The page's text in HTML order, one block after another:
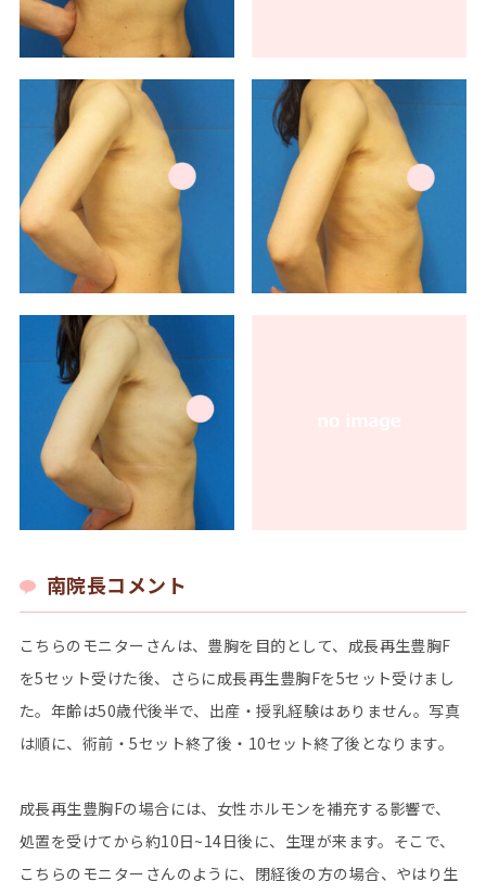
南院⻑コメント
こちらのモニターさんは、豊胸を目的として、成長再生豊胸F
を5セット受けた後、さらに成長再生豊胸Fを5セット受けまし
た。年齢は50歳代後半で、出産・授乳経験はありません。写真
は順に、術前・5セット終了後・10セット終了後となります。
成長再生豊胸Fの場合には、女性ホルモンを補充する影響で、
処置を受けてから約10日~14日後に、生理が来ます。そこで、
こちらのモニターさんのように、閉経後の方の場合、やはり生